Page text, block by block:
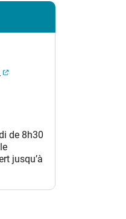
(ouverture dans un nouvel
de 8h30
jusqu’à